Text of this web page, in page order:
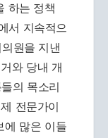
하는 정책
서 지속적으
원을 지낸
와 당내 개
의 목소리
전문가이
에 많은 이들